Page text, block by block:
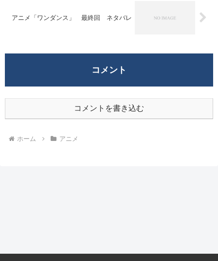
アニメ「ワンダンス」 最終回 ネタバレ
コメント
コメントを書き込む
ホーム アニメ